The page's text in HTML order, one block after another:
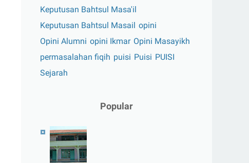
Keputusan Bahtsul Masa'il
Keputusan Bahtsul Masail opini
Opini Alumni opini Ikmar Opini Masayikh
permasalahan fiqih puisi Puisi PUISI
Sejarah
Popular